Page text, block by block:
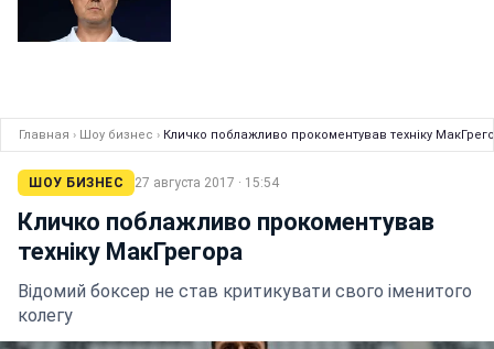
Главная › Шоу бизнес › Кличко поблажливо прокоментував техніку
ШОУ БИЗНЕС 27 августа 2017 · 15:54
Кличко поблажливо прокоментував
техніку МакГрегора
Відомий боксер не став критикувати свого іменитого
колегу